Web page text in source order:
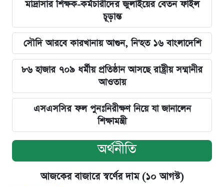
মাদ্রাসার শিক্ষক-কর্মচারীদের জুলাইয়ের বেতন ফাইল
চূড়ান্ত
সৌদি আরবে কারখানায় আগুন, নি'হত ১৬ বাংলাদেশি
৮৬ হাজার ৭০৯ ধর্মীয় প্রতিষ্ঠান আসছে রাষ্ট্রীয় সম্মানীর
আওতায়
এসএসসির ফল পুনঃনিরীক্ষণ নিয়ে যা জানালেন
শিক্ষামন্ত্রী
অর্থনীতি
আজকের বাজারে স্বর্ণের দাম (১০ আগস্ট)